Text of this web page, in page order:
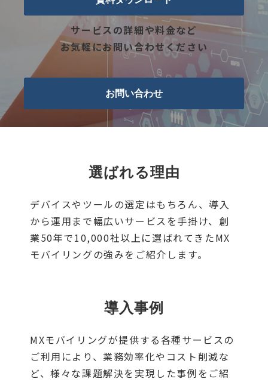
サービスの詳細や料金など
お気軽にお問い合わせください
お問い合わせ
選ばれる理由
デバイスやツールの選定はもちろん、導入
から運用まで幅広いサービスを手掛け、創
業50年で10,000社以上に選ばれてきたMX
モバイリングの強みをご紹介します。
導入事例
MXモバイリングが提供する各種サービスの
ご利用により、業務効率化やコスト削減な
ど、様々な課題解決を実現した事例をご紹